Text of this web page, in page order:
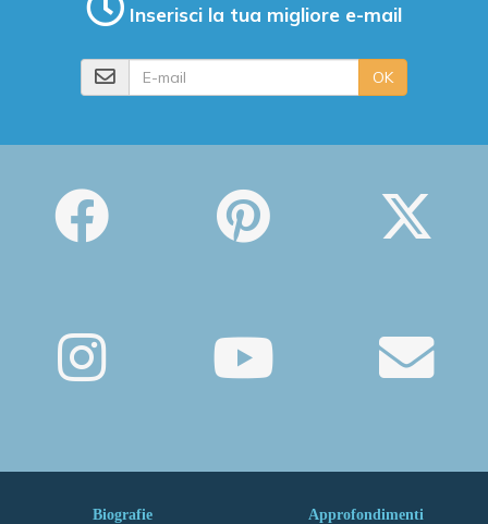
Inserisci la tua migliore e-mail
OK
Biografie Approfondimenti